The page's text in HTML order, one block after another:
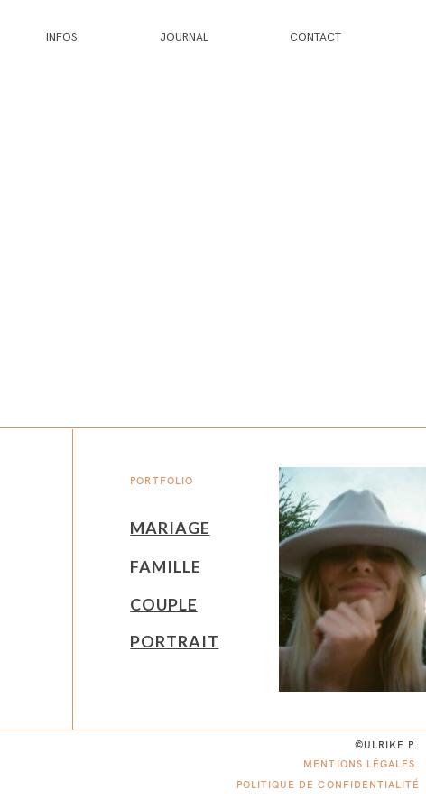
INFOS JOURNAL CONTACT
PORTFOLIO
MARIAGE
FAMILLE
COUPLE
PORTRAIT
©ULRIKE P.
MENTIONS LÉGALES
POLITIQUE DE CONFIDENTIALITÉ